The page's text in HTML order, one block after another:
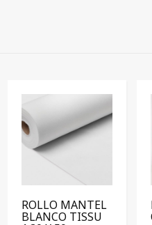
ROLLO MANTEL
BLANCO TISSU